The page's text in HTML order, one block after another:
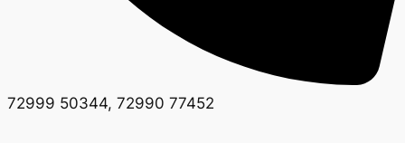
72999 50344, 72990 77452